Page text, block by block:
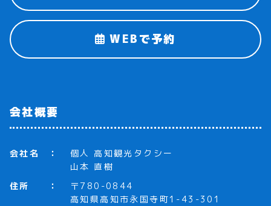
WEBで予約
会社概要
会社名
個人 高知観光タクシー
山本 直樹
住所
〒780-0844
高知県高知市永国寺町1-43-301